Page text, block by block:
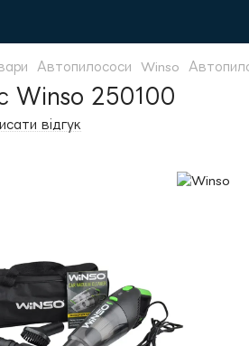
Автопилососи Winso
Winso 250100
відгук